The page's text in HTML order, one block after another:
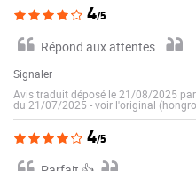
4/5
Répond aux attentes.
Signaler
Avis traduit déposé le 21/08/2025
du 21/07/2025 -voir l'original
4/5